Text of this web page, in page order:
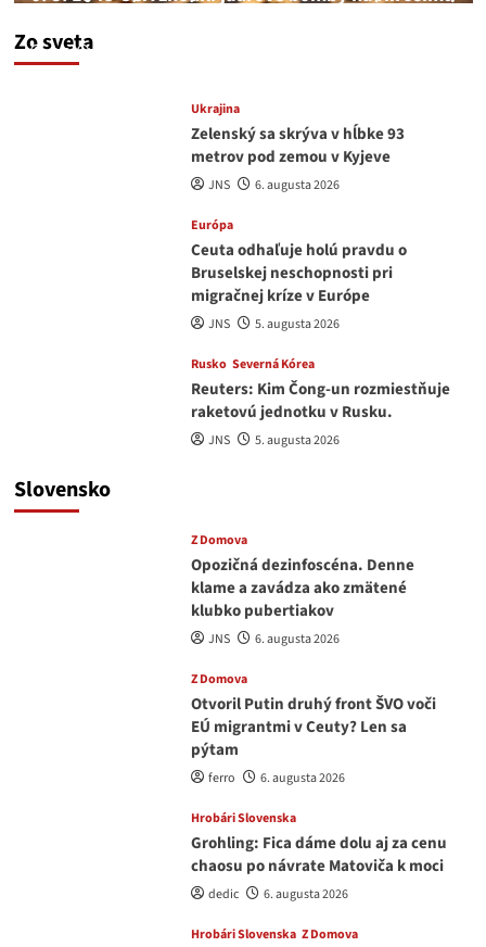
Zo sveta
JNS
Ukrajina
Zelenský sa skrýva v hĺbke 93
metrov pod zemou v Kyjeve
JNS 6. augusta 2026
Európa
Ceuta odhaľuje holú pravdu o
Bruselskej neschopnosti pri
migračnej kríze v Európe
JNS 5. augusta 2026
Rusko Severná Kórea
Reuters: Kim Čong-un rozmiestňuje
raketovú jednotku v Rusku.
JNS 5. augusta 2026
Slovensko
Z Domova
Opozičná dezinfoscéna. Denne
klame a zavádza ako zmätené
klubko pubertiakov
JNS 6. augusta 2026
Z Domova
Otvoril Putin druhý front ŠVO voči
EÚ migrantmi v Ceuty? Len sa
pýtam
ferro 6. augusta 2026
Hrobári Slovenska
Grohling: Fica dáme dolu aj za cenu
chaosu po návrate Matoviča k moci
dedic 6. augusta 2026
Hrobári Slovenska Z Domova